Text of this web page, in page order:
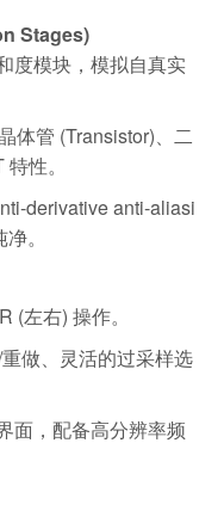
Stages)
度模块，模拟自真实
体管 (Transistor)、二
性。
derivative anti-aliasi
。
(左右) 操作。
做、灵活的过采样选
面，配备高分辨率频